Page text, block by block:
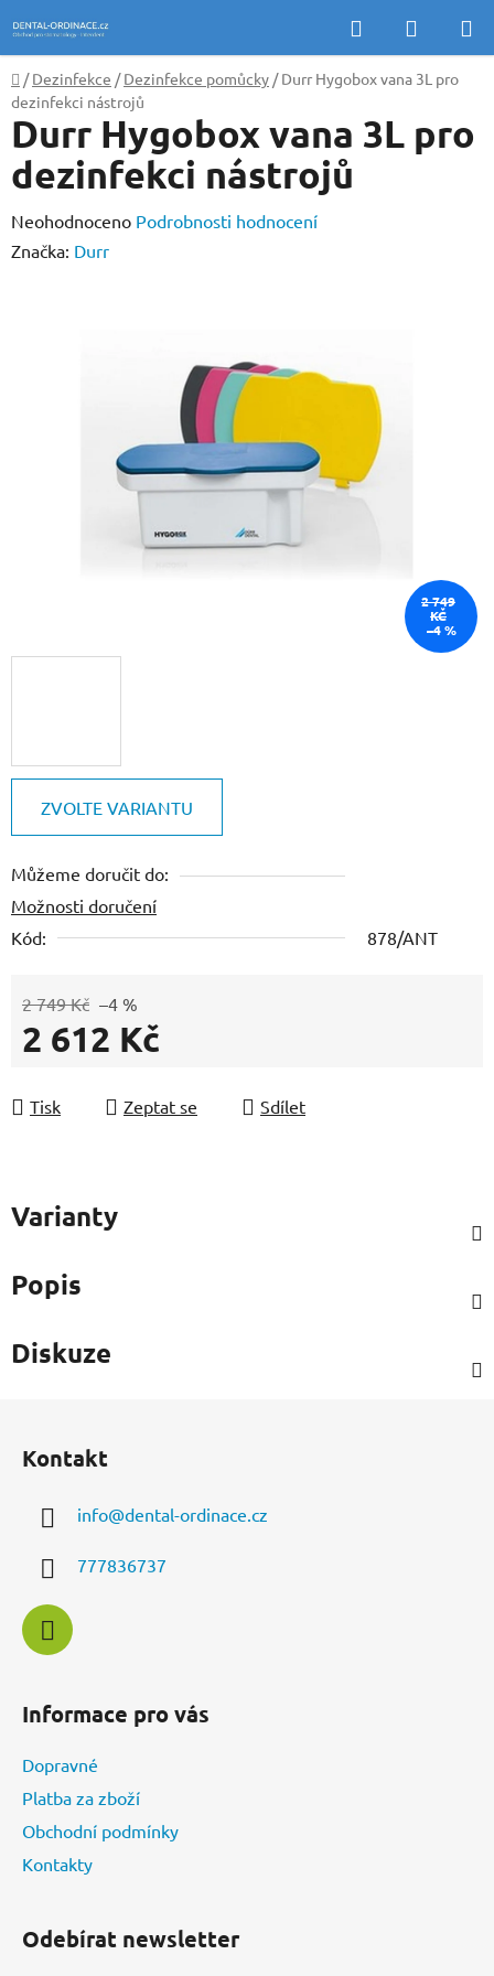
na
obsah
Hledat
KOŠÍK
Domů
/ Dezinfekce / Dezinfekce pomůcky / Durr Hygobox vana 3L pro
dezinfekci nástrojů
ZVOLTE VARIANTU
Můžeme doručit do:
Možnosti doručení
Kód:
878/ANT
2 749 Kč –4 %
2 612 Kč
Tisk
Zeptat se Sdílet
Durr Hygobox vana 3L pro
dezinfekci nástrojů
Průměrné
hodnocení
Neohodnoceno Podrobnosti hodnocení
Značka: Durr
2 749
KČ
–4 %
Varianty
Popis
Diskuze
Kontakt
info@dental-ordinace.cz
777836737
Informace pro vás
Dopravné
Platba za zboží
Obchodní podmínky
Kontakty
Odebírat newsletter